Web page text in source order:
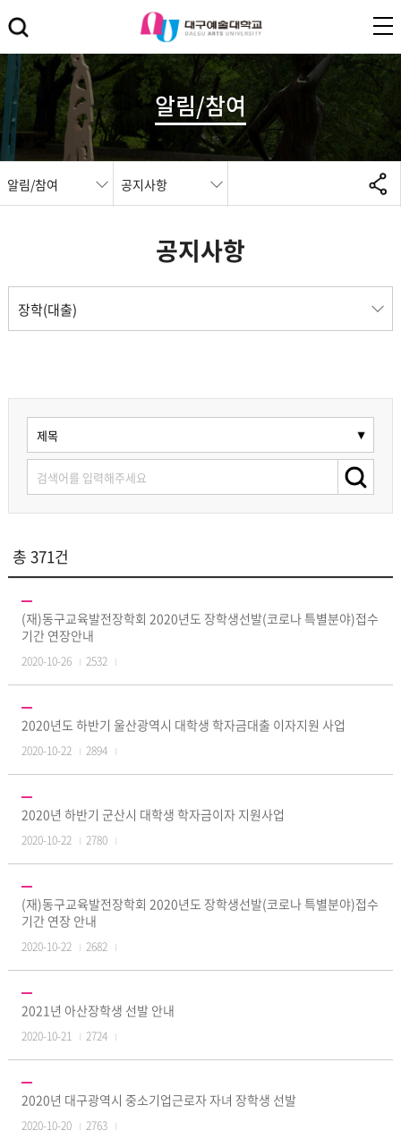
알림/참여
알림/참여 공지사항
공지사항
장학(대출)
총 371건
(재)동구교육발전장학회 2020년도 장학생선발(코로나 특별분야)접수
기간 연장안내
2020-10-26 2532
2020년도 하반기 울산광역시 대학생 학자금대출 이자지원 사업
2020-10-22 2894
2020년 하반기 군산시 대학생 학자금이자 지원사업
2020-10-22 2780
(재)동구교육발전장학회 2020년도 장학생선발(코로나 특별분야)접수
기간 연장 안내
2020-10-22 2682
2021년 아산장학생 선발 안내
2020-10-21 2724
2020년 대구광역시 중소기업근로자 자녀 장학생 선발
2020-10-20 2763